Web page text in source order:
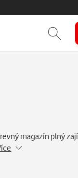
magazín plný